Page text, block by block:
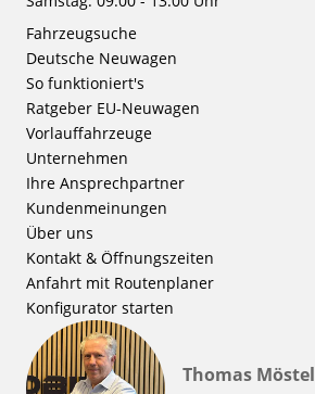
Fahrzeugsuche
Deutsche Neuwagen
So funktioniert's
Ratgeber EU-Neuwagen
Vorlauffahrzeuge
Unternehmen
Ihre Ansprechpartner
Kundenmeinungen
Über uns
Kontakt & Öffnungszeiten
Anfahrt mit Routenplaner
Konfigurator starten
Thomas Möstel